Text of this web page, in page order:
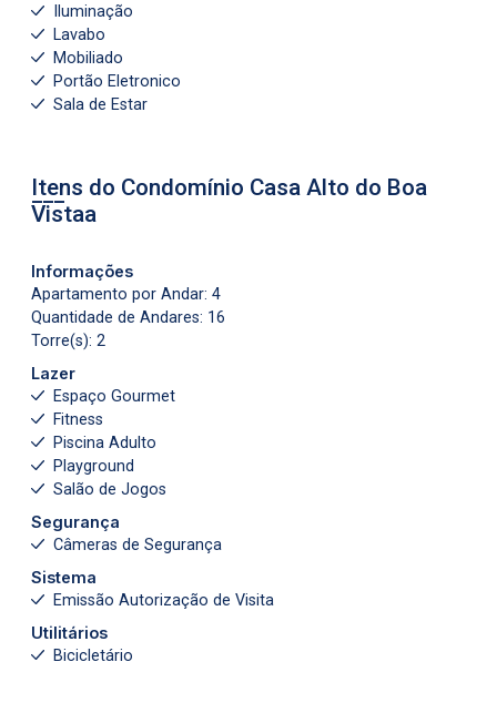
Iluminação
Lavabo
Mobiliado
Portão Eletronico
Sala de Estar
Itens do Condomínio Casa Alto do Boa
Vistaa
Informações
Apartamento por Andar: 4
Quantidade de Andares: 16
Torre(s): 2
Lazer
Espaço Gourmet
Fitness
Piscina Adulto
Playground
Salão de Jogos
Segurança
Câmeras de Segurança
Sistema
Emissão Autorização de Visita
Utilitários
Bicicletário